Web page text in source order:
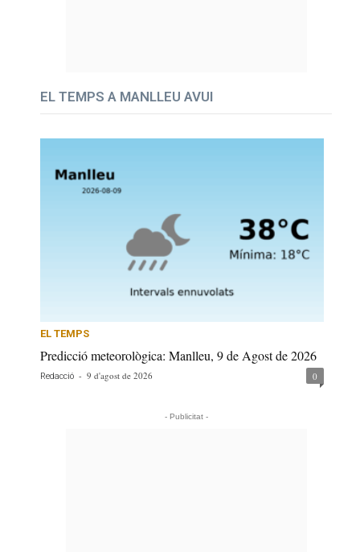
EL TEMPS A MANLLEU AVUI
EL TEMPS
Predicció meteorològica: Manlleu, 9 de Agost de 2026
Redacció - 9 d'agost de 2026 0
- Publicitat -